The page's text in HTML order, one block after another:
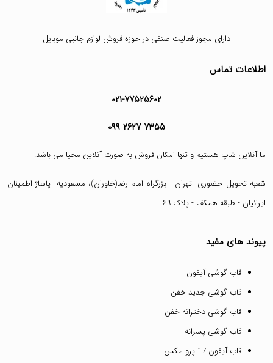
دارای مجوز فعالیت صنفی در حوزه فروش لوازم جانبی موبایل
اطلاعات تماس
۰۲۱-۷۷۵۲۵۶۰۲
۰۹۹ ۲۶۲۷ ۷۳۵۵
ما آنلاین شاپ هستیم و تنها امکان فروش به صورت آنلاین محیا می باشد.
شعبه تحویل حضوری- تهران - بزرگراه امام رضا(خاوران)، مسعودیه -پاساژ اطمینان
ایرانیان - طبقه همکف - پلاک ۶۹
پیوند های مفید
قاب گوشی آیفون
قاب گوشی جدید خفن
قاب گوشی دخترانه خفن
قاب گوشی پسرانه
قاب آیفون 17 پرو مکس